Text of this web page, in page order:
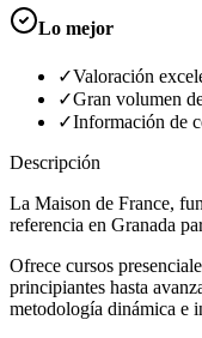
Lo mejor
✓Valoración
✓Gran volumen
✓Información de
Descripción
La Maison de France,
referencia en Granada
Ofrece cursos
principiantes hasta
metodología dinámica e